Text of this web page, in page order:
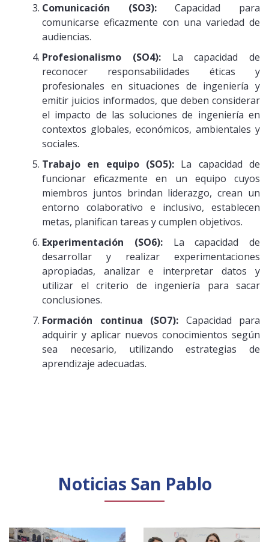
Comunicación (SO3):Capacidad para
comunicarse eficazmente con una variedad de
audiencias.
Profesionalismo (SO4):La capacidad de
reconocer responsabilidades éticas y
profesionales en situaciones de ingeniería y
emitir juicios informados, que deben considerar
el impacto de las soluciones de ingeniería en
contextos globales, económicos, ambientales y
sociales.
Trabajo en equipo (SO5): La capacidad de
funcionar eficazmente en un equipo cuyos
miembros juntos brindan liderazgo, crean un
entorno colaborativo e inclusivo, establecen
metas, planifican tareas y cumplen objetivos.
Experimentación (SO6):La capacidad de
desarrollar y realizar experimentaciones
apropiadas, analizar e interpretar datos y
utilizar el criterio de ingeniería para sacar
conclusiones.
Formación continua (SO7): Capacidad para
adquirir y aplicar nuevos conocimientos según
sea necesario, utilizando estrategias de
aprendizaje adecuadas.
Noticias San Pablo